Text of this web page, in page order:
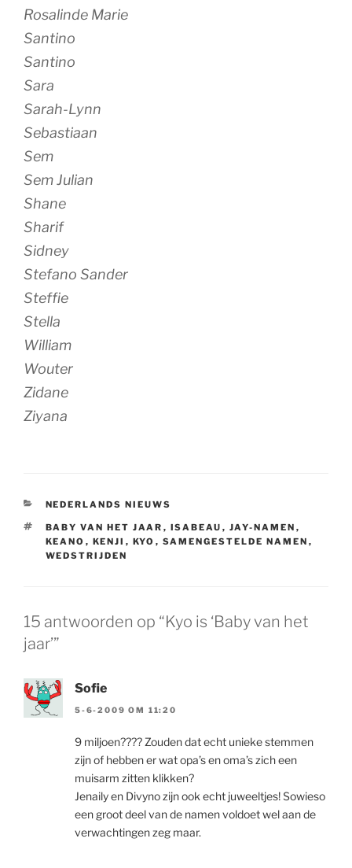
Rosalinde Marie
Santino
Santino
Sara
Sarah-Lynn
Sebastiaan
Sem
Sem Julian
Shane
Sharif
Sidney
Stefano Sander
Steffie
Stella
William
Wouter
Zidane
Ziyana
CATEGORIEËN
NEDERLANDS NIEUWS
TAGS
BABY VAN HET JAAR , ISABEAU , JAY-NAMEN ,
KEANO , KENJI , KYO , SAMENGESTELDE NAMEN ,
WEDSTRIJDEN
15 antwoorden op “Kyo is ‘Baby van het
jaar’”
Sofie
5-6-2009 OM 11:20
9 miljoen???? Zouden dat echt unieke stemmen
zijn of hebben er wat opa’s en oma’s zich een
muisarm zitten klikken?
Jenaily en Divyno zijn ook echt juweeltjes! Sowieso
een groot deel van de namen voldoet wel aan de
verwachtingen zeg maar.